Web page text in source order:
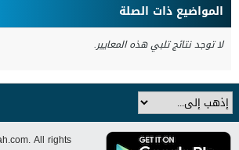
المواضيع ذات الصلة
لا توجد نتائج تلبي هذه المعايير.
All rights